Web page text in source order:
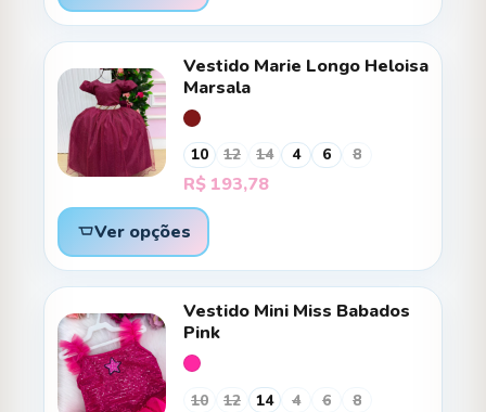
Vestido Marie Longo Heloisa
Marsala
10 12 14 4 6 8
R$ 193,78
Ver opções
Vestido Mini Miss Babados
Pink
10 12 14 4 6 8